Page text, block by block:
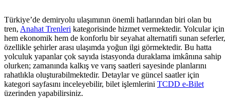
Türkiye’de demiryolu ulaşımının önemli hatlarından biri olan bu
tren, Anahat Trenleri kategorisinde hizmet vermektedir. Yolcular için
hem ekonomik hem de konforlu bir seyahat alternatifi sunan seferler,
özellikle şehirler arası ulaşımda yoğun ilgi görmektedir. Bu hatta
yolculuk yapanlar çok sayıda istasyonda duraklama imkânına sahip
olurken; zamanında kalkış ve varış saatleri sayesinde planlarını
rahatlıkla oluşturabilmektedir. Detaylar ve güncel saatler için
kategori sayfasını inceleyebilir, bilet işlemlerini TCDD e-Bilet
üzerinden yapabilirsiniz.